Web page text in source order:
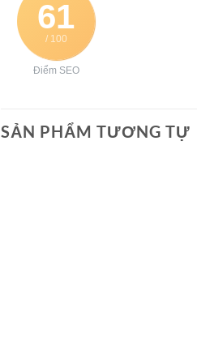
61
/ 100
Điểm SEO
SẢN PHẨM TƯƠNG TỰ